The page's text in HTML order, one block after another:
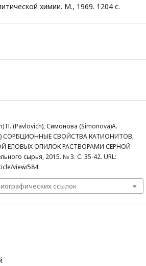
химии. М., 1969. 1204 с.
П. (Pavlovich), Симонова (Simonova)А.
СОРБЦИОННЫЕ СВОЙСТВА КАТИОНИТОВ,
ЕЛОВЫХ ОПИЛОК РАСТВОРАМИ СЕРНОЙ
сырья, 2015. № 3. С. 35-42. URL:
view/584.
ссылок